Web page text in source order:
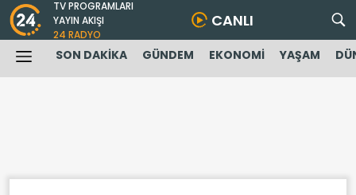
TV PROGRAMLARI
YAYIN AKIŞI
24 RADYO
CANLI
SON DAKİKA GÜNDEM EKONOMİ YAŞAM